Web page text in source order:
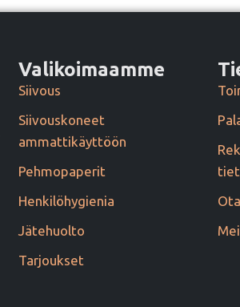
Valikoimaamme
Siivous
Siivouskoneet
ammattikäyttöön
Pehmopaperit
Henkilöhygienia
Jätehuolto
Tarjoukset